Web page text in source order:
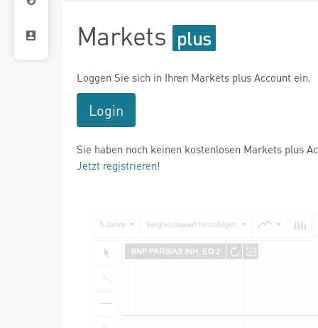
Markets
Loggen Sie sich in Ihren Markets plus Account ein.
Login
Sie haben noch keinen kostenlosen Markets plus
Jetzt registrieren!